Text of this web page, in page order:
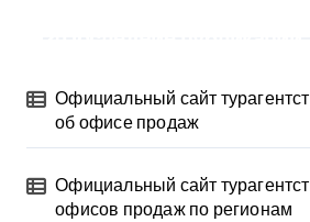
Официальный сайт
об офисе продаж
Официальный сайт
офисов продаж по регионам